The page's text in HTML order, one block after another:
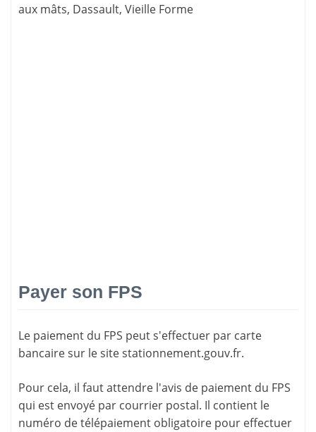
aux mâts, Dassault, Vieille Forme
Payer son FPS
Le paiement du FPS peut s'effectuer par carte
bancaire sur le sitestationnement.gouv.fr.
Pour cela, il faut attendre l'avis de paiement du FPS
qui est envoyé par courrier postal. Il contient le
numéro de télépaiement obligatoire pour effectuer